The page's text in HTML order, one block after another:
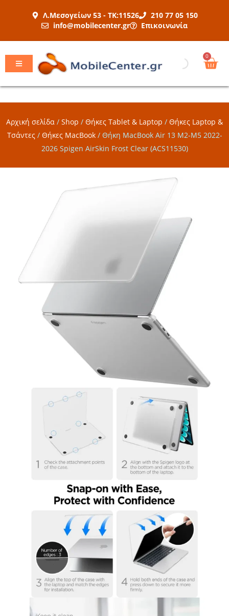
Λ.Μεσογείων 53 - ΤΚ:11526
210 77 05 150
info@mobilecenter.gr
Επικοινωνία
0
Αρχική σελίδα / Shop / Θήκες Tablet & Laptop / Θήκες Laptop &
Τσάντες/ Θήκες MacBook/ Θήκη MacBook Air 13 M2-M5 2022-
2026 Spigen AirSkin Frost Clear (ACS11530)